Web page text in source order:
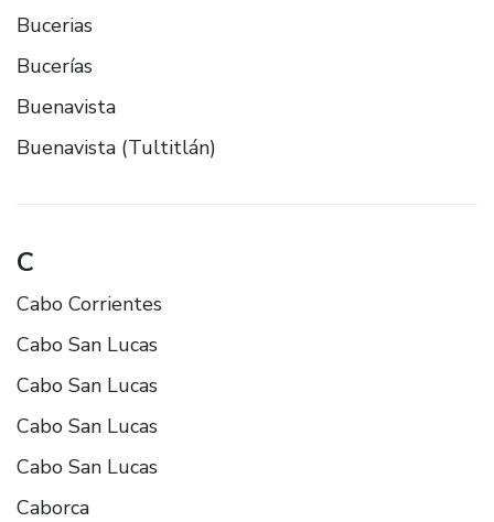
Bucerias
Bucerías
Buenavista
Buenavista (Tultitlán)
C
Cabo Corrientes
Cabo San Lucas
Cabo San Lucas
Cabo San Lucas
Cabo San Lucas
Caborca